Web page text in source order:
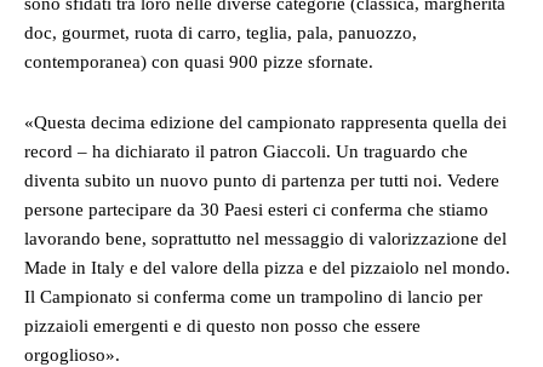
doc, gourmet, ruota di carro, teglia, pala, panuozzo,
contemporanea) con quasi 900 pizze sfornate.
«Questa decima edizione del campionato rappresenta quella dei
record – ha dichiarato il patron Giaccoli. Un traguardo che
diventa subito un nuovo punto di partenza per tutti noi. Vedere
persone partecipare da 30 Paesi esteri ci conferma che stiamo
lavorando bene, soprattutto nel messaggio di valorizzazione del
Made in Italy e del valore della pizza e del pizzaiolo nel mondo.
Il Campionato si conferma come un trampolino di lancio per
pizzaioli emergenti e di questo non posso che essere
orgoglioso».